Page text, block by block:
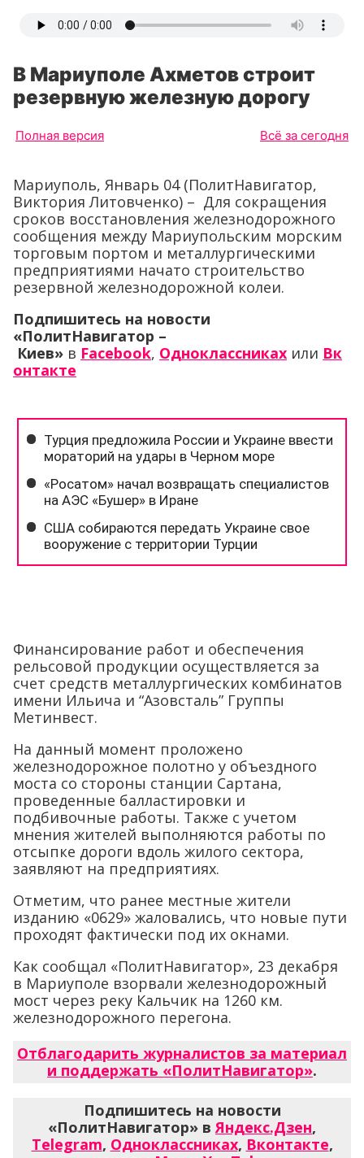
В Мариуполе Ахметов строит
резервную железную дорогу
Полная версия Всё за сегодня
Мариуполь, Январь 04 (ПолитНавигатор,
Виктория Литовченко) – Для сокращения
сроков восстановления железнодорожного
сообщения между Мариупольским морским
торговым портом и металлургическими
предприятиями начато строительство
резервной железнодорожной колеи.
Подпишитесь на новости
«ПолитНавигатор –
Киев» в Facebook, Одноклассниках или Вк
онтакте
Финансирование работ и обеспечения
рельсовой продукции осуществляется за
счет средств металлургических комбинатов
имени Ильича и “Азовсталь” Группы
Метинвест.
На данный момент проложено
железнодорожное полотно у объездного
моста со стороны станции Сартана,
проведенные балластировки и
подбивочные работы. Также с учетом
мнения жителей выполняются работы по
отсыпке дороги вдоль жилого сектора,
заявляют на предприятиях.
Отметим, что ранее местные жители
изданию «0629» жаловались, что новые пути
проходят фактически под их окнами.
Как сообщал «ПолитНавигатор», 23 декабря
в Мариуполе взорвали железнодорожный
мост через реку Кальчик на 1260 км.
железнодорожного перегона.
Отблагодарить журналистов за материал
и поддержать «ПолитНавигатор».
Подпишитесь на новости
«ПолитНавигатор» вЯндекс.Дзен,
Telegram, Одноклассниках, Вконтакте,